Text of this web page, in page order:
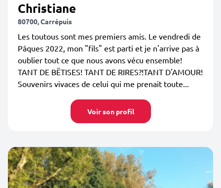
Christiane
80700, Carrépuis
Les toutous sont mes premiers amis. Le vendredi de
Pâques 2022, mon "fils" est parti et je n'arrive pas à
oublier tout ce que nous avons vécu ensemble!
TANT DE BËTISES! TANT DE RIRES?!TANT D'AMOUR!
Souvenirs vivaces de celui qui me prenait toute...
Voir son profil